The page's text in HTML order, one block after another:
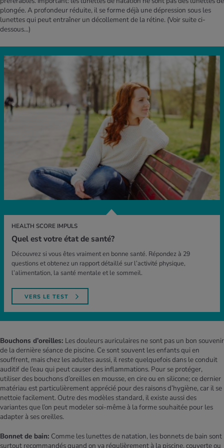
plongée. A profondeur réduite, il se forme déjà une dépression sous les
lunettes qui peut entraîner un décollement de la rétine. (Voir suite ci-
dessous...)
HEALTH SCORE IMPULS
Quel est votre état de santé?
Découvrez si vous êtes vraiment en bonne santé. Répondez à 29
questions et obtenez un rapport détaillé sur l’activité physique,
l’alimentation, la santé mentale et le sommeil.
VERS LE TEST
Bouchons d’oreilles: Les douleurs auriculaires ne sont pas un bon souvenir
de la dernière séance de piscine. Ce sont souvent les enfants qui en
souffrent, mais chez les adultes aussi, il reste quelquefois dans le conduit
auditif de l’eau qui peut causer des inflammations. Pour se protéger,
utiliser des bouchons d’oreilles en mousse, en cire ou en silicone; ce dernier
matériau est particulièrement apprécié pour des raisons d’hygiène, car il se
nettoie facilement. Outre des modèles standard, il existe aussi des
variantes que l’on peut modeler soi-même à la forme souhaitée pour les
adapter à ses oreilles.
Bonnet de bain: Comme les lunettes de natation, les bonnets de bain sont
surtout recommandés quand on va régulièrement à la piscine, couverte ou